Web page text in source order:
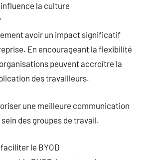
la culture
avoir un impact significatif
En encourageant la flexibilité
peuvent accroître la
des travailleurs.
une meilleure communication
des groupes de travail.
le BYOD